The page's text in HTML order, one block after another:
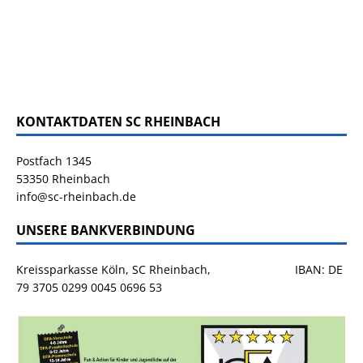
KONTAKTDATEN SC RHEINBACH
Postfach 1345
53350 Rheinbach
info@sc-rheinbach.de
UNSERE BANKVERBINDUNG
Kreissparkasse Köln, SC Rheinbach, IBAN: DE
79 3705 0299 0045 0696 53